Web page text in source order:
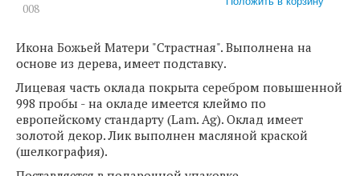
008
Икона Божьей Матери "Страстная". Выполнена на
основе из дерева, имеет подставку.
Лицевая часть оклада покрыта серебром повышенной
998 пробы - на окладе имеется клеймо по
европейскому стандарту (Lam. Ag). Оклад имеет
золотой декор. Лик выполнен масляной краской
(шелкография).